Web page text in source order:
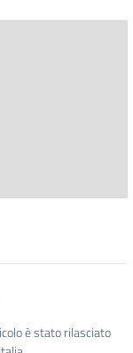
è stato rilasciato